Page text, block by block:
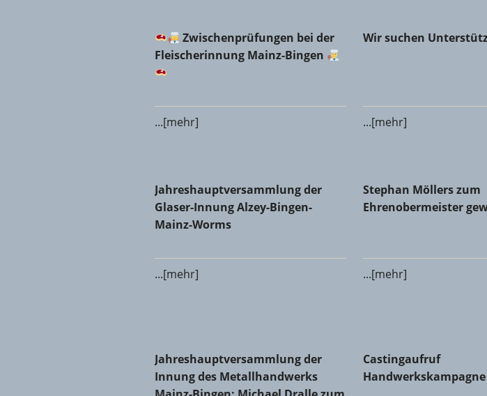
Zwischenprüfungen bei der Fleischerinnung Mainz-Bingen
Zwischenprüfungen bei der
Fleischerinnung Mainz-Bingen
...[mehr]
Wir suchen
Wir suchen
...[mehr]
Jahreshauptversammlung der Glaser-Innung Alzey-Bingen-
Jahreshauptversammlung der
Glaser-Innung Alzey-Bingen-
Mainz-Worms
...[mehr]
Stephan Möllers zum
Stephan Möllers zum
Ehrenobermeister
...[mehr]
Jahreshauptversammlung der Innung des Metallhandwerks
Jahreshauptversammlung der
Innung des Metallhandwerks
Castingaufruf
Castingaufruf
Handwerkskampagne